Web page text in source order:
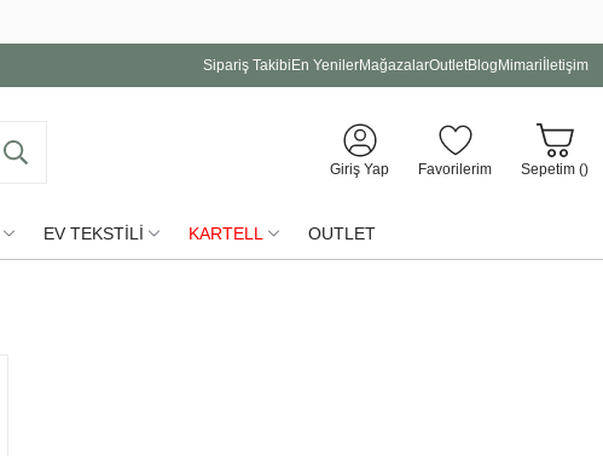
Sipariş Takibi En YenilerMağazalarOutletBlog Mimari İletişim
Giriş Yap Favorilerim Sepetim ()
EV TEKSTİLİ KARTELL OUTLET